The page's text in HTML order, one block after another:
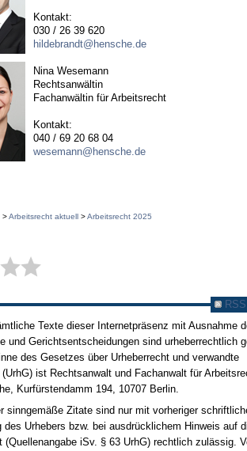
Kontakt:
030 / 26 39 620
hildebrandt@hensche.de
Nina Wesemann
Rechtsanwältin
Fachanwältin für Arbeitsrecht
Kontakt:
040 / 69 20 68 04
wesemann@hensche.de
>Arbeitsrecht aktuell >Arbeitsrecht 2025
RSS
Texte dieser Internetpräsenz mit Ausnahme
und Gerichtsentscheidungen sind urheberrechtlich
des Gesetzes über Urheberrecht und verwandte
ist Rechtsanwalt und Fachanwalt für
Kurfürstendamm 194, 10707 Berlin.
sinngemäße Zitate sind nur mit vorheriger
des Urhebers bzw. bei ausdrücklichem Hinweis auf
(Quellenangabe iSv. § 63 UrhG) rechtlich zulässig.